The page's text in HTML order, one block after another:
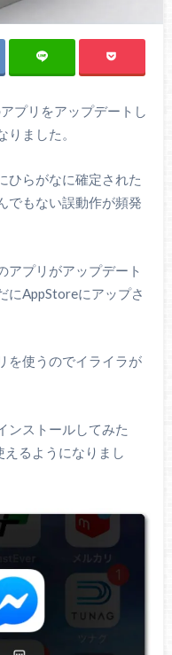
プリをアップデートし
ました。
ひらがなに確定された
でもない誤動作が頻発
アプリがアップデート
にAppStoreにアップさ
を使うのでイライラが
ンストールしてみた
るようになりまし